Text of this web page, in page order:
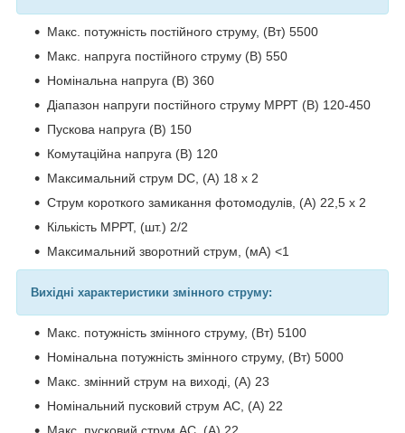
Макс. потужність постійного струму, (Вт) 5500
Макс. напруга постійного струму (В) 550
Номінальна напруга (В) 360
Діапазон напруги постійного струму МРРТ (В) 120-450
Пускова напруга (В) 150
Комутаційна напруга (В) 120
Максимальний струм DC, (A) 18 х 2
Струм короткого замикання фотомодулів, (А) 22,5 х 2
Кількість МРРТ, (шт.) 2/2
Максимальний зворотний струм, (мА) <1
Вихідні характеристики змінного струму:
Макс. потужність змінного струму, (Вт) 5100
Номінальна потужність змінного струму, (Вт) 5000
Макс. змінний струм на виході, (А) 23
Номінальний пусковий струм AC, (А) 22